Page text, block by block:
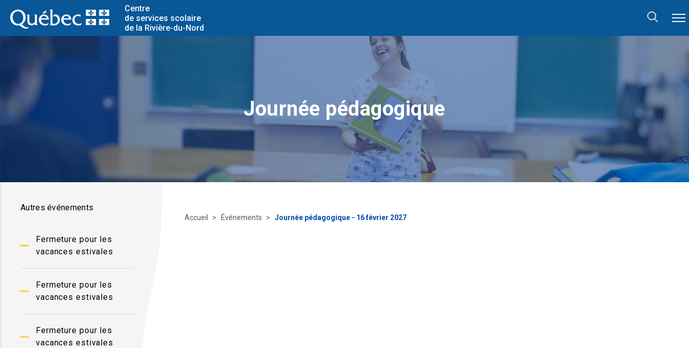
Centre
de services scolaire
de la Rivière-du-Nord
Journée pédagogique
Autres événements
Fermeture pour les
vacances estivales
Fermeture pour les
vacances estivales
Fermeture pour les
vacances estivales
Accueil Événements Journée pédagogique - 16 février 2027